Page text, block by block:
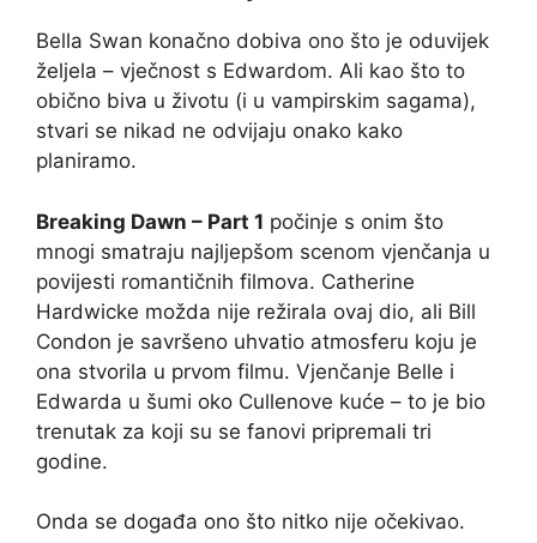
Bella Swan konačno dobiva ono što je oduvijek
željela – vječnost s Edwardom. Ali kao što to
obično biva u životu (i u vampirskim sagama),
stvari se nikad ne odvijaju onako kako
planiramo.
Breaking Dawn – Part 1 počinje s onim što
mnogi smatraju najljepšom scenom vjenčanja u
povijesti romantičnih filmova. Catherine
Hardwicke možda nije režirala ovaj dio, ali Bill
Condon je savršeno uhvatio atmosferu koju je
ona stvorila u prvom filmu. Vjenčanje Belle i
Edwarda u šumi oko Cullenove kuće – to je bio
trenutak za koji su se fanovi pripremali tri
godine.
Onda se događa ono što nitko nije očekivao.